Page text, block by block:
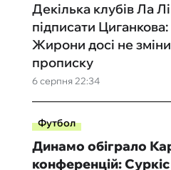
6 серпня 22:34
Декілька клубів Ла
підписати
Жирони досі не
прописку
Футбол
Динамо обіграло
конференцій: